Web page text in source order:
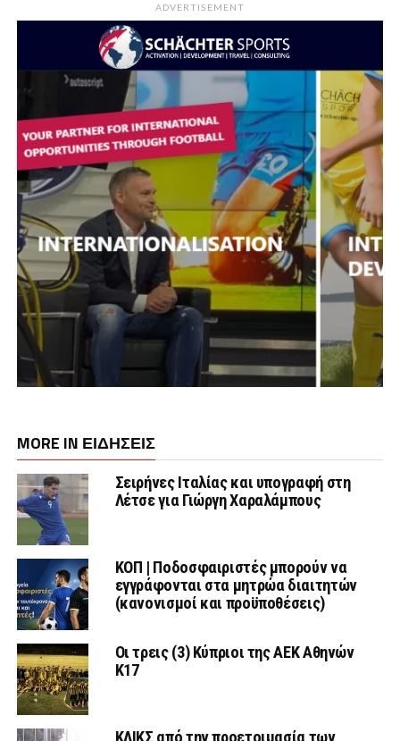
ADVERTISEMENT
MORE IN ΕΙΔΗΣΕΙΣ
Σειρήνες Ιταλίας και υπογραφή στη
Λέτσε για Γιώργη Χαραλάμπους
ΚΟΠ | Ποδοσφαιριστές μπορούν να
εγγράφονται στα μητρώα διαιτητών
(κανονισμοί και προϋποθέσεις)
Οι τρεις (3) Κύπριοι της ΑΕΚ Αθηνών
Κ17
ΚΛΙΚΣ από την προετοιμασία των